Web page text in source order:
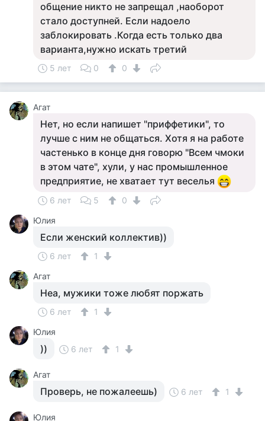
общение никто не запрещал ,наоборот
стало доступней. Если надоело
заблокировать .Когда есть только два
варианта,нужно искать третий
5 лет 0 0
Агат
Нет, но если напишет "приффетики", то
лучше с ним не общаться. Хотя я на работе
частенько в конце дня говорю "Всем чмоки
в этом чате", хули, у нас промышленное
предприятие, не хватает тут веселья
6 лет 5
0
Юлия
Если женский коллектив))
6 лет
1
Агат
Неа, мужики тоже любят поржать
6 лет
1
Юлия
)) 6 лет 1
Агат
Проверь, не пожалеешь) 6 лет 1
Юлия